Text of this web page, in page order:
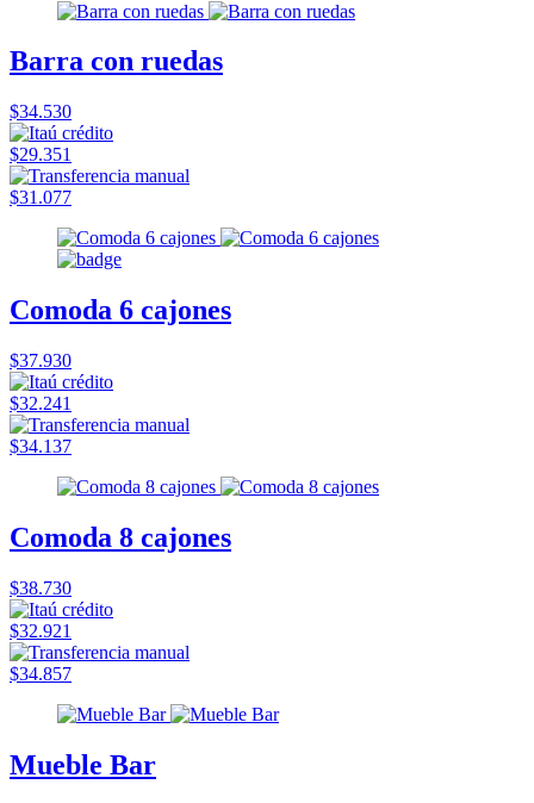
Barra con ruedas
$34.530
$29.351
$31.077
Comoda 6 cajones
$37.930
$32.241
$34.137
Comoda 8 cajones
$38.730
$32.921
$34.857
Mueble Bar